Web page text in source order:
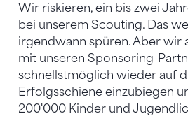
Wir riskieren, ein bis zwei
bei unserem Scouting. Das
irgendwann spüren. Aber wir
mit unseren Sponsoring-
schnellstmöglich wieder auf
Erfolgsschiene einzubiegen
200'000 Kinder und